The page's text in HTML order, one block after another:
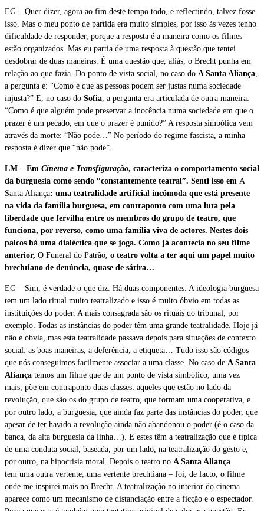
EG – Quer dizer, agora ao fim deste tempo todo, e reflectindo, talvez fosse
isso. Mas o meu ponto de partida era muito simples, por isso às vezes tenho
dificuldade de responder, porque a resposta é a maneira como os filmes
estão organizados. Mas eu partia de uma resposta à questão que tentei
desdobrar de duas maneiras. É uma questão que, aliás, o Brecht punha em
relação ao que fazia. Do ponto de vista social, no caso do A Santa Aliança
a pergunta é: “Como é que as pessoas podem ser justas numa sociedade
injusta?” E, no caso do Sofia a pergunta era articulada de outra maneira:
“Como é que alguém pode preservar a inocência numa sociedade em que o
prazer é um pecado, em que o prazer é punido?” A resposta simbólica vem
através da morte: “Não pode…” No período do regime fascista, a minha
resposta é dizer que “não pode”.
LM – Em Cinema e Transfiguração, caracteriza o comportamento social
da burguesia como sendo “constantemente teatral”. Senti isso em A
Santa Aliança: uma teatralidade artificial incómoda que está presente
na vida da família burguesa, em contraponto com uma luta pela
liberdade que fervilha entre os membros do grupo de teatro, que
funciona, por reverso, como uma família viva de actores. Nestes dois
palcos há uma dialéctica que se joga. Como já acontecia no seu filme
anterior, O Funeral do Patrão, o teatro volta a ter aqui um papel muito
brechtiano de denúncia, quase de sátira…
EG – Sim, é verdade o que diz. Há duas componentes. A ideologia burguesa
tem um lado ritual muito teatralizado e isso é muito óbvio em todas as
instituições do poder. A mais consagrada são os rituais do tribunal, por
exemplo. Todas as instâncias do poder têm uma grande teatralidade. Hoje já
não é óbvia, mas esta teatralidade passava depois para situações de contexto
social: as boas maneiras, a deferência, a etiqueta… Tudo isso são códigos
que nós conseguimos facilmente associar a uma classe. No caso de A Santa
Aliança temos um filme que de um ponto de vista simbólico, uma vez
mais, põe em contraponto duas classes: aqueles que estão no lado da
revolução, que são os do grupo de teatro, que formam uma cooperativa, e
por outro lado, a burguesia, que ainda faz parte das instâncias do poder, que
apesar de ter havido a revolução ainda não abandonou o poder (é o caso da
banca, da alta burguesia da linha…). E estes têm a teatralização que é típica
de uma conduta social, baseada, por um lado, na teatralização do gesto e,
por outro, na hipocrisia moral. Depois o teatro no A Santa Aliança
tem uma outra vertente, uma vertente brechtiana – foi, de facto, o filme
onde me inspirei mais no Brecht. A teatralização no interior do cinema
aparece como um mecanismo de distanciação entre a ficção e o espectador.